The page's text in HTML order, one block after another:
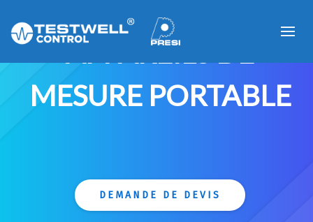
APPAREILS DE
MESURE PORTABLE
DEMANDE DE DEVIS